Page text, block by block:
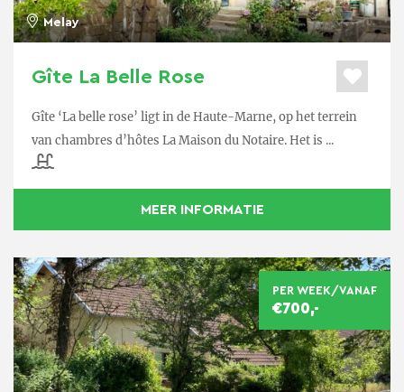
Melay
Gîte La Belle Rose
Gîte ‘La belle rose’ ligt in de Haute-Marne, op het terrein
van chambres d’hôtes La Maison du Notaire. Het is ...
MEER INFORMATIE
PER WEEK/VANAF
€700,-